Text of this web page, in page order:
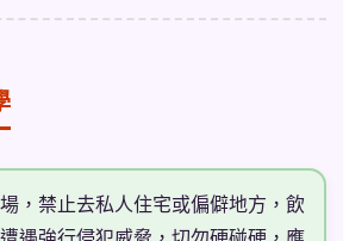
，禁止去私人住宅或偏僻地方，飲